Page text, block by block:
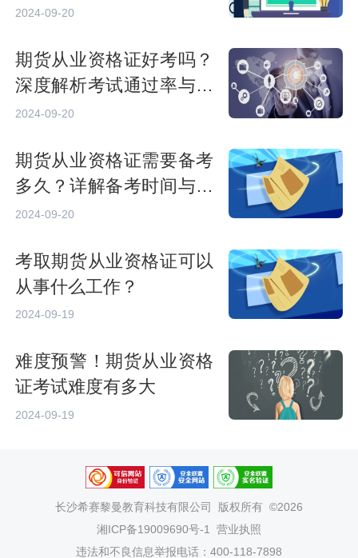
式
2024-09-20
期货从业资格证好考吗？
深度解析考试通过率与备
考策略
2024-09-20
期货从业资格证需要备考
多久？详解备考时间与策
略
2024-09-20
考取期货从业资格证可以
从事什么工作？
2024-09-19
难度预警！期货从业资格
证考试难度有多大
2024-09-19
长沙希赛黎曼教育科技有限公司
版权所有 ©2026
湘ICP备19009690号-1
营业执照
违法和不良信息举报电话：400-118-7898